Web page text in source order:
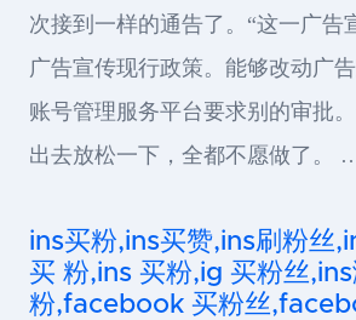
次接到一样的通告了。“这一广告
广告宣传现行政策。能够改动广
账号管理服务平台要求别的审批
出去放松一下，全都不愿做了。
ins买粉,ins买赞,ins刷粉丝
买 粉,ins 买粉,ig 买粉丝
粉,facebook 买粉丝